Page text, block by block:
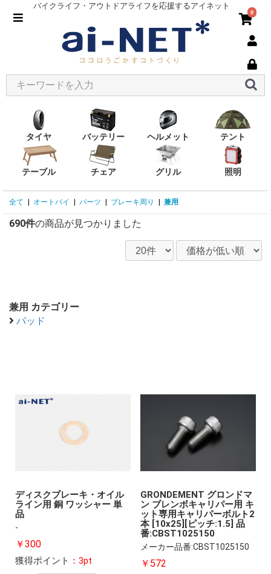
バイクライフ・アウトドアライフを応援するアイネット
0
タイヤ バッテリー ヘルメット テント
テーブル チェア グリル 照明
全て オートバイ パーツ ブレーキ周り 兼用
690件の商品が見つかりました
兼用 カテゴリー
パッド
ディスクブレーキ・オイル
ライン用 銅 ワッシャー 単
品
-
￥300
獲得ポイント ：3pt
GRONDEMENT グロンドマ
ン ブレンボキャリパー用 キ
ット専用キャリパーボルト2
本 [10x25][ピッチ:1.5] 品
番:CBST1025150
メーカー品番:CBST1025150
￥572